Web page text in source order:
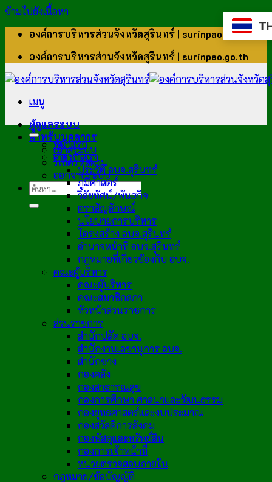
ข้ามไปยังเนื้อหา
องค์การบริหารส่วนจังหวัดสุรินทร์ | surinpao.go.th
องค์การบริหารส่วนจังหวัดสุรินทร์ | surinpao.go.th
เมนู
ผู้ดูแลระบบ
สำหรับบุคลากร
เข้าสู่ระบบ
รีเซ็ตรหัสผ่าน
ออกจากระบบ
หน้าแรก
เกี่ยวกับเรา
ประวัติ อบจ.สุรินทร์
ภูมิศาสตร์
วิสัยทัศน์/พันธกิจ
ตราสัญลักษณ์
นโยบายการบริหาร
โครงสร้าง อบจ.สุรินทร์
อำนาจหน้าที่ อบจ.สุรินทร์
กฎหมายที่เกี่ยวข้องกับ อบจ.
คณะผู้บริหาร
คณะผู้บริหาร
คณะสมาชิกสภา
หัวหน้าส่วนราชการ
ส่วนราชการ
สำนักปลัด อบจ.
สำนักงานเลขานุการ อบจ.
สำนักช่าง
กองคลัง
กองสาธารณสุข
กองการศึกษา ศาสนาและวัฒนธรรม
กองยุทธศาสตร์และงบประมาณ
กองสวัสดิการสังคม
กองพัสดุและทรัพย์สิน
กองการเจ้าหน้าที่
หน่วยตรวจสอบภายใน
กฎหมาย/ข้อบัญญัติ